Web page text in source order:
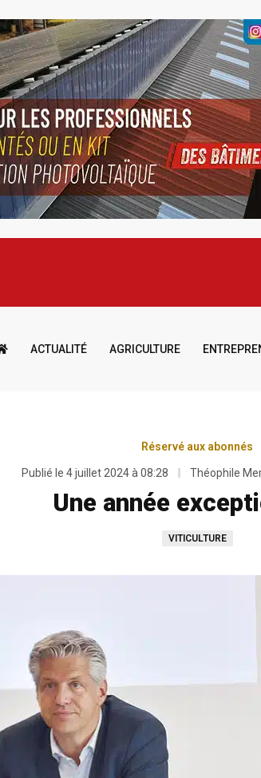
ACTUALITÉ AGRICULTURE
Réservé aux abonnés
Publié le 4 juillet 2024 à 08:28 Théophile
Une année
VITICULTURE